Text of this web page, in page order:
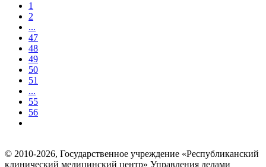
1
2
...
47
48
49
50
51
...
55
56
© 2010-2026, Государственное учреждение «Республиканский
клинический медицинский центр» Управления делами